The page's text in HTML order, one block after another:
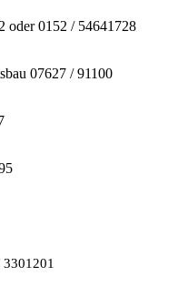
oder 0152 / 54641728
07627 / 91100